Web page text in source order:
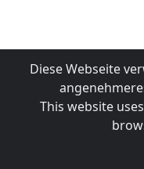
Diese Webseite
This website